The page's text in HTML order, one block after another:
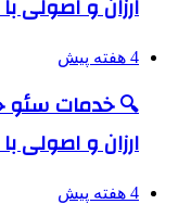
ارزان و اصولی
4 هفته پیش
ارزان و اصولی
4 هفته پیش